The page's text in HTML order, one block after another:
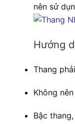
nên sử
Hướng
Thang
Không
Bậc